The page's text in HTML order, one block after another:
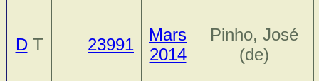
DT 23991
Mars
2014
Pinho, José
(de)